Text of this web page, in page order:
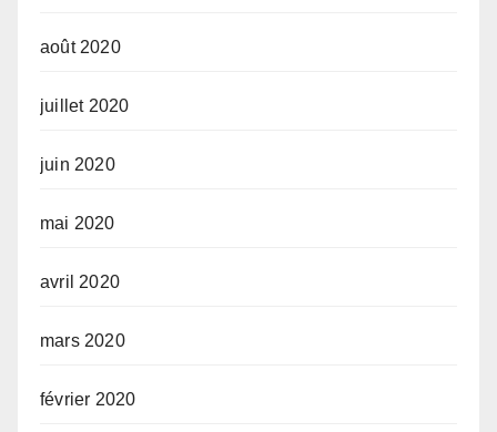
août 2020
juillet 2020
juin 2020
mai 2020
avril 2020
mars 2020
février 2020